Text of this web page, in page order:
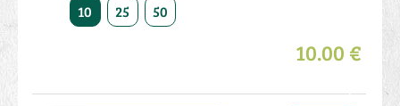
10 25 50
10.00 €